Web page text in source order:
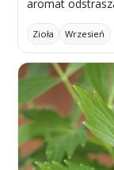
aromat
Zioła Wrzesień